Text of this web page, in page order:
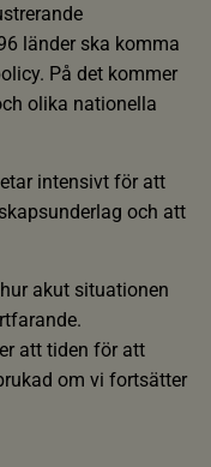
länder ska komma
På det kommer
olika nationella
intensivt för att
och att
akut situationen
att tiden för att
om vi fortsätter